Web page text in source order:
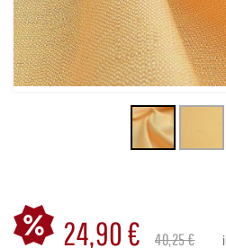
24,90 € 40,25 €